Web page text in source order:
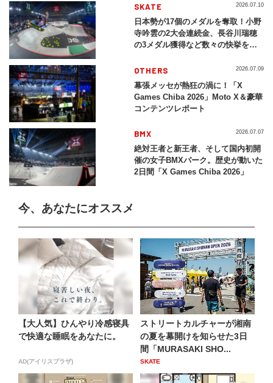
SKATE
日本勢が17個のメダルを奪取！小野
寺吟雲の2大会連続金、長谷川瑞穂
の3メダル獲得など数々の快挙をプ
2026」
2026.07.10
OTHERS
幕張メッセが熱狂の渦に！「X
Games Chiba 2026」Moto X＆豪華
コンテンツレポート
2026.07.09
BMX
絶対王者と新王者、そして国内初開
催の女子BMXパーク。歴史が動いた
2日間「X Games Chiba 2026」
2026.07.07
今、あなたにオススメ
【大人気】ひんやり冷感寝具
で快適な睡眠をあなたに。
AD(アイリスプラザ)
ストリートカルチャーが湘南
の夏を幕開けを知らせた3日
間「MURASAKI SHO...
SKATE